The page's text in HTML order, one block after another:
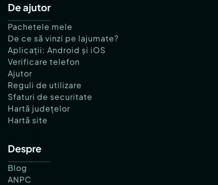
De ajutor
Pachetele mele
De ce să vinzi pe lajumate?
Aplicații: Android și iOS
Verificare telefon
Ajutor
Reguli de utilizare
Sfaturi de securitate
Hartă județelor
Hartă site
Despre
Blog
ANPC